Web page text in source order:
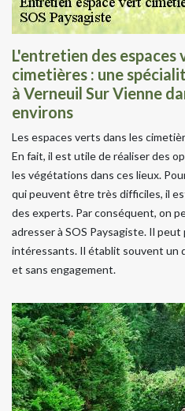
L'entretien des espaces
cimetières : une
à Verneuil Sur Vienne
environs
Les espaces verts dans les
En fait, il est utile de réaliser des
les végétations dans ces lieux.
qui peuvent être très difficiles, il
des experts. Par conséquent, on
adresser à SOS Paysagiste. Il
intéressants. Il établit souvent un
et sans engagement.